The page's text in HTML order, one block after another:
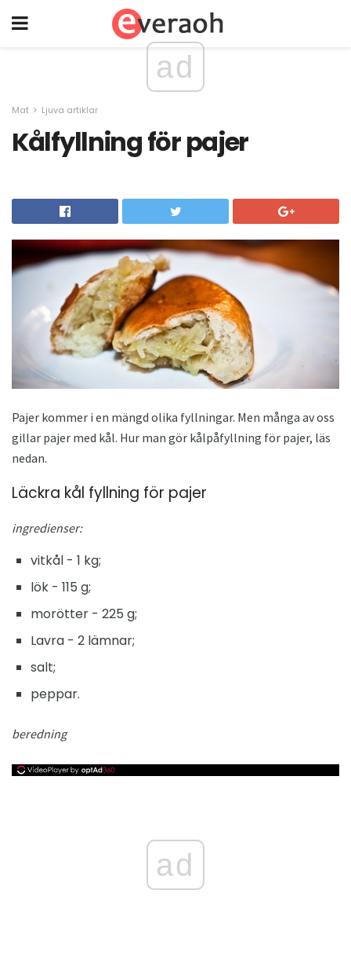
ad
Mat Ljuva artiklar
Kålfyllning för pajer
Pajer kommer i en mängd olika fyllningar. Men många av oss
gillar pajer med kål. Hur man gör kålpåfyllning för pajer, läs
nedan.
Läckra kål fyllning för pajer
ingredienser:
vitkål - 1 kg;
lök - 115 g;
morötter - 225 g;
Lavra - 2 lämnar;
salt;
peppar.
beredning
ad